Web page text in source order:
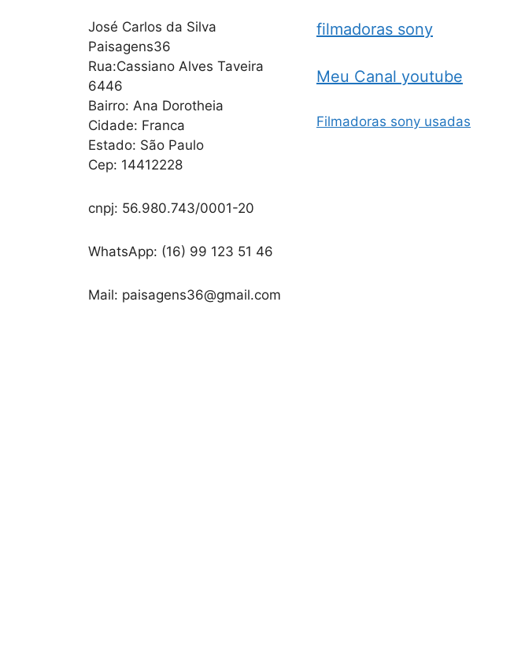
José Carlos da Silva
Paisagens36
Rua:Cassiano Alves Taveira
6446
Bairro: Ana Dorotheia
Cidade: Franca
Estado: São Paulo
Cep: 14412228
cnpj: 56.980.743/0001-20
WhatsApp: (16) 99 123 51 46
Mail: paisagens36@gmail.com
filmadoras sony
Meu Canal youtube
Filmadoras sony usadas